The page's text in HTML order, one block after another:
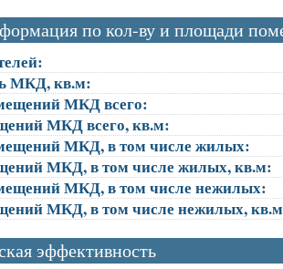
по кол-ву и площади
МКД, кв.м:
МКД всего:
МКД всего, кв.м:
МКД, в том числе жилых:
МКД, в том числе жилых, кв.м:
МКД, в том числе нежилых:
МКД, в том числе нежилых,
эффективность